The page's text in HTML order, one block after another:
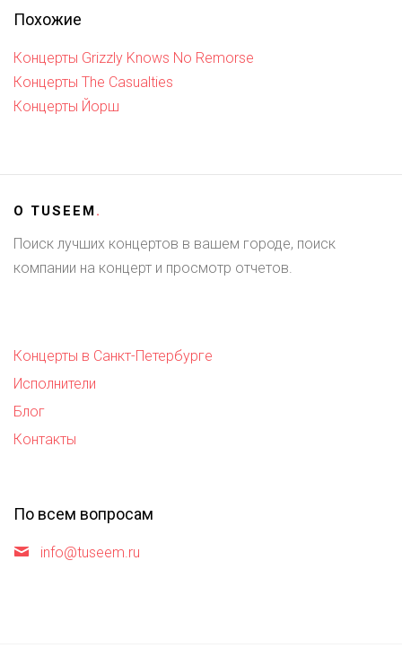
Похожие
Концерты Grizzly Knows No Remorse
Концерты The Casualties
Концерты Йорш
О TUSEEM.
Поиск лучших концертов в вашем городе, поиск
компании на концерт и просмотр отчетов.
Концерты в Санкт-Петербурге
Исполнители
Блог
Контакты
По всем вопросам
info@tuseem.ru